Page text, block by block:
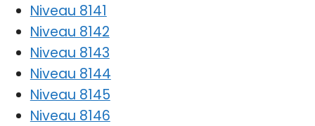
Niveau 8141
Niveau 8142
Niveau 8143
Niveau 8144
Niveau 8145
Niveau 8146